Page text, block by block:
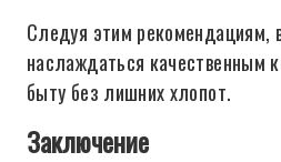
Следуя этим рекомендациям,
наслаждаться качественным
быту без лишних хлопот.
Заключение